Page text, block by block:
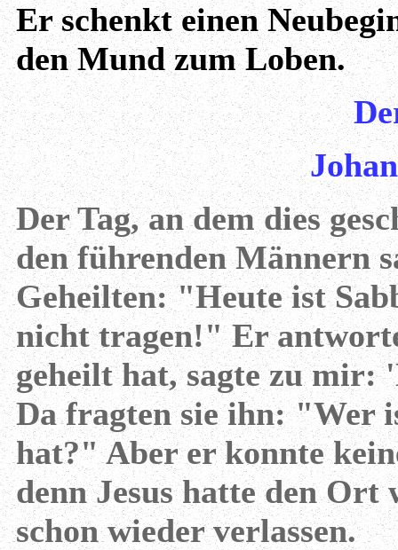
Er schenkt einen
den Mund zum Loben.
Der Tag, an dem dies
den führenden Männern
Geheilten: "Heute ist
nicht tragen!" Er
geheilt hat, sagte zu
Da fragten sie ihn: "Wer
hat?" Aber er konnte
denn Jesus hatte den Ort
schon wieder verlassen.